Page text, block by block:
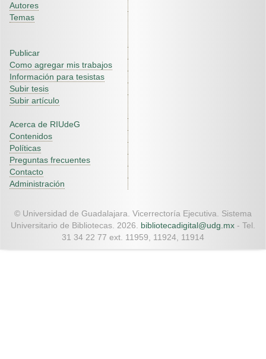
Autores
Temas
Publicar
Como agregar mis trabajos
Información para tesistas
Subir tesis
Subir artículo
Acerca de RIUdeG
Contenidos
Políticas
Preguntas frecuentes
Contacto
Administración
© Universidad de Guadalajara. Vicerrectoría Ejecutiva. Sistema
Universitario de Bibliotecas. 2026. bibliotecadigital@udg.mx - Tel.
31 34 22 77 ext. 11959, 11924, 11914